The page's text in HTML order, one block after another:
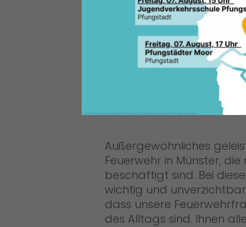
CDU Deutschlands/Christiane
Außergewöhnliches
Feuerwehr in Münster,
beschäftigt sind. Bei
wichtig und
dass unsere
des Alltags sind. Ihnen